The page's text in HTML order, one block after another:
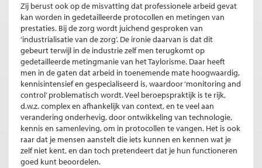
Zij berust ook op de misvatting dat professionele arbeid gevat
kan worden in gedetailleerde protocollen en metingen van
prestaties. Bij de zorg wordt juichend gesproken van
‘industrialisatie van de zorg’. De ironie daarvan is dat dit
gebeurt terwijl in de industrie zelf men terugkomt op
gedetailleerde metingmanie van het Taylorisme. Daar heeft
men in de gaten dat arbeid in toenemende mate hoogwaardig,
kennisintensief en gespecialiseerd is, waardoor ‘monitoring and
control’ problematisch wordt. Veel beroepspraktijk is te rijk,
d.w.z. complex en afhankelijk van context, en te veel aan
verandering onderhevig, door ontwikkeling van technologie,
kennis en samenleving, om in protocollen te vangen. Het is ook
raar dat je mensen aanstelt die iets kunnen en kennen wat je
zelf niet kent, en dan toch pretendeert dat je hun functioneren
goed kunt beoordelen.